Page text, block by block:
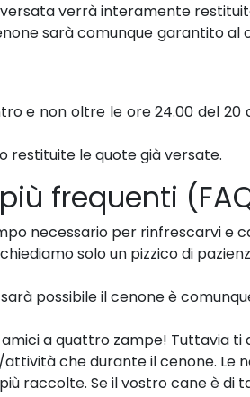
verrà interamente
sarà comunque garantito
e non oltre le ore 24.00 del
restituite le quote già versate.
frequenti
necessario per rinfrescarvi e
solo un pizzico di
possibile il cenone è
a quattro zampe! Tuttavia
che durante il cenone.
raccolte. Se il vostro cane è di